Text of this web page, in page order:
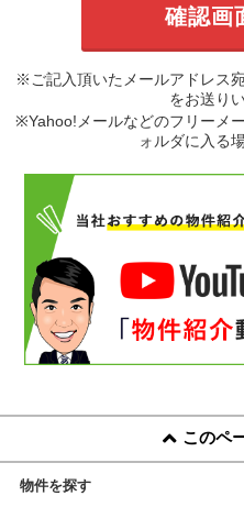
※ご記入頂いたメールアドレス
をお送り
※Yahoo!メールなどのフリーメ
ォルダに入る
このペ
物件を探す